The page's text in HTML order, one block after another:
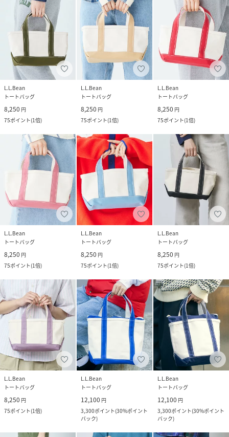
L.L.Bean
トートバッグ
8,250 円
75ポイント(1倍)
L.L.Bean
トートバッグ
8,250 円
75ポイント(1倍)
L.L.Bean
トートバッグ
8,250 円
75ポイント(1倍)
L.L.Bean
トートバッグ
8,250 円
75ポイント(1倍)
L.L.Bean
トートバッグ
8,250 円
75ポイント(1倍)
L.L.Bean
トートバッグ
8,250 円
75ポイント(1倍)
L.L.Bean
トートバッグ
8,250 円
75ポイント(1倍)
L.L.Bean
トートバッグ
12,100 円
3,300ポイント(30%ポイント
バック)
L.L.Bean
トートバッグ
12,100 円
3,300ポイント(30%ポイント
バック)